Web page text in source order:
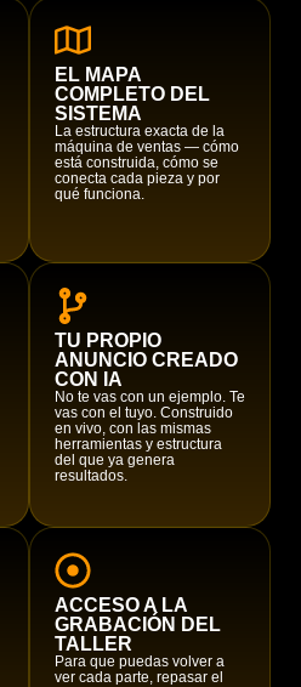
EL MAPA
COMPLETO DEL
SISTEMA
La estructura exacta de la
máquina de ventas — cómo
está construida, cómo se
conecta cada pieza y por
qué funciona.
TU PROPIO
ANUNCIO CREADO
CON IA
No te vas con un ejemplo. Te
vas con el tuyo. Construido
en vivo, con las mismas
herramientas y estructura
del que ya genera
resultados.
ACCESO A LA
GRABACIÓN DEL
TALLER
Para que puedas volver a
ver cada parte, repasar el